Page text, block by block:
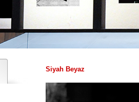
Siyah Beyaz